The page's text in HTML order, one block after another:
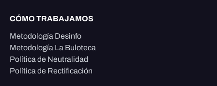
CÓMO TRABAJAMOS
Metodología Desinfo
Metodología La Buloteca
Política de Neutralidad
Política de Rectificación